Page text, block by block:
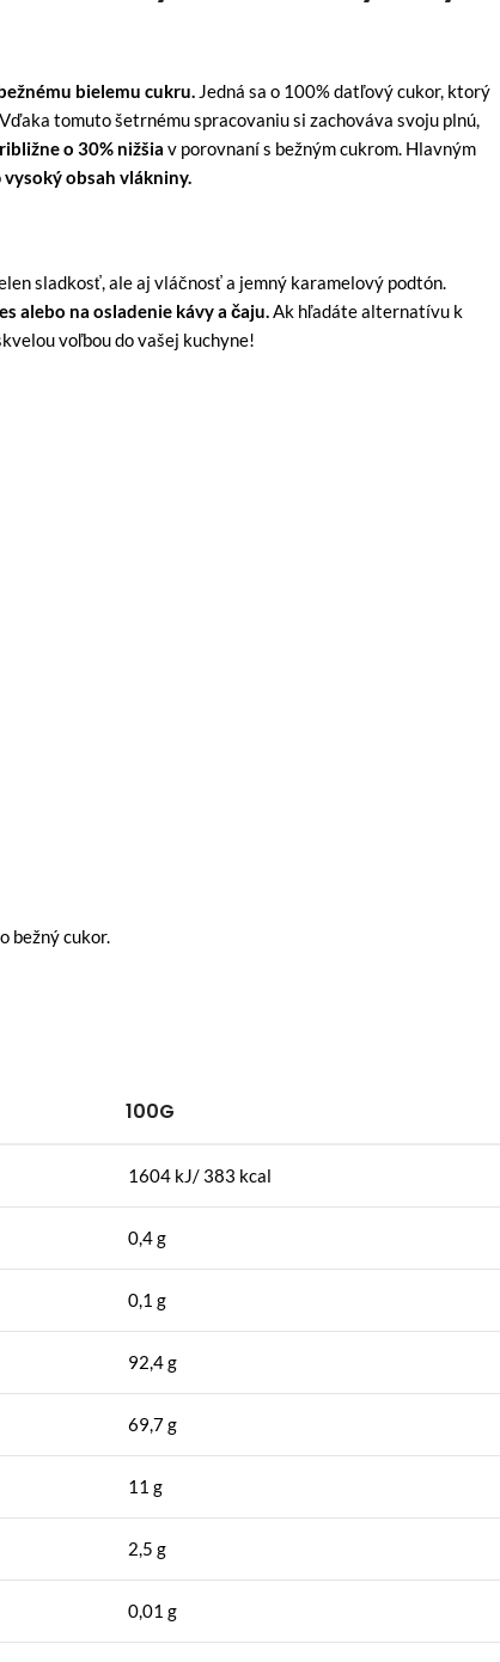
bielemu cukru. Jedná sa o 100% datľový cukor, ktorý
tomuto šetrnému spracovaniu si zachováva svoju plnú,
o 30% nižšia v porovnaní s bežným cukrom. Hlavným
vysoký obsah vlákniny.
sladkosť, ale aj vláčnosť a jemný karamelový podtón.
alebo na osladenie kávy a čaju.Ak hľadáte alternatívu k
voľbou do vašej kuchyne!
bežný cukor.
100G
1604 kJ/ 383 kcal
0,4 g
0,1 g
92,4 g
69,7 g
11 g
2,5 g
0,01 g